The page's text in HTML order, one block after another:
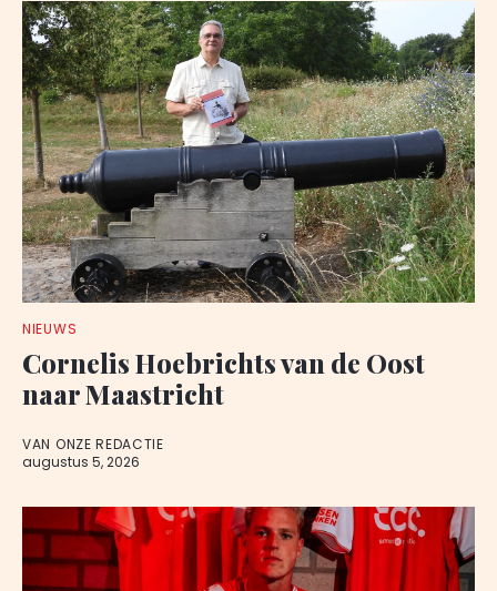
NIEUWS
Cornelis Hoebrichts van de Oost
naar Maastricht
VAN ONZE REDACTIE
augustus 5, 2026